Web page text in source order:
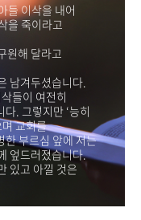
들 이삭을 내어
을 죽이라고
원해 달라고
남겨두셨습니다.
들이 여전히
. 그렇지만 ‘능히
교회를
한 부르심 앞에 저는
엎드러졌습니다.
있고 아낄 것은